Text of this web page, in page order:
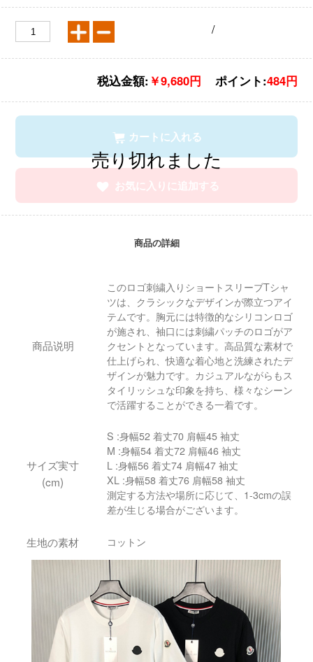
/
税込金額: ￥9,680円 ポイント:484円
カートに入れる
お気に入りに追加する
商品の詳細
商品说明
このロゴ刺繍入りショートスリーブTシャ
ツは、クラシックなデザインが際立つアイ
テムです。胸元には特徴的なシリコンロゴ
が施され、袖口には刺繍パッチのロゴがア
クセントとなっています。高品質な素材で
仕上げられ、快適な着心地と洗練されたデ
ザインが魅力です。カジュアルながらもス
タイリッシュな印象を持ち、様々なシーン
で活躍することができる一着です。
サイズ実寸
(cm)
S :身幅52 着丈70 肩幅45 袖丈
M :身幅54 着丈72 肩幅46 袖丈
L :身幅56 着丈74 肩幅47 袖丈
XL :身幅58 着丈76 肩幅58 袖丈
測定する方法や場所に応じて、1-3cmの誤
差が生じる場合がございます。
生地の素材 コットン